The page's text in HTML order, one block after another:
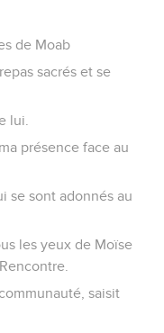
de Moab
sacrés et se
lui.
présence face au
se sont adonnés au
les yeux de Moïse
saisit